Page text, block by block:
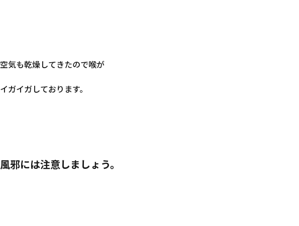
空気も乾燥してきたので喉が
イガイガしております。
風邪には注意しましょう。